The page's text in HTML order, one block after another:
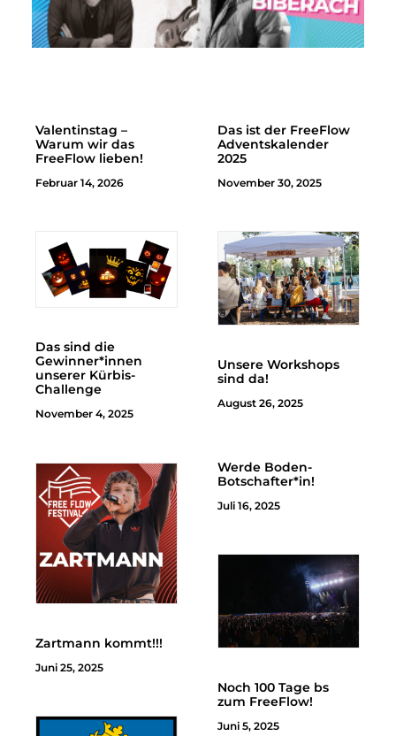
Valentinstag –
Warum wir das
FreeFlow lieben!
Februar 14, 2026
Das ist der FreeFlow
Adventskalender
2025
November 30, 2025
Das sind die
Gewinner*innen
unserer Kürbis-
Challenge
November 4, 2025
Unsere Workshops
sind da!
August 26, 2025
Werde Boden-
Botschafter*in!
Juli 16, 2025
Zartmann kommt!!!
Juni 25, 2025
Noch 100 Tage bs
zum FreeFlow!
Juni 5, 2025